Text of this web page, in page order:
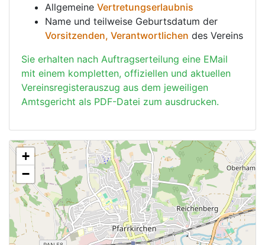
Allgemeine Vertretungserlaubnis
Name und teilweise Geburtsdatum der
Vorsitzenden, Verantwortlichen des Vereins
Sie erhalten nach Auftragserteilung eine EMail
mit einem kompletten, offiziellen und aktuellen
Vereinsregisterauszug aus dem jeweiligen
Amtsgericht als PDF-Datei zum ausdrucken.
+
−